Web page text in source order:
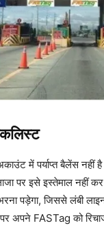
में पर्याप्त बैलेंस नहीं है
पर इसे इस्तेमाल नहीं
पड़ेगा, जिससे लंबी
अपने FASTag को